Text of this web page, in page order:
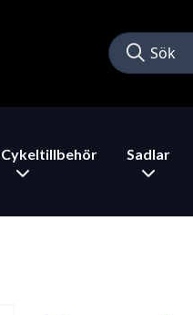
Cykeltillbehör Sadlar